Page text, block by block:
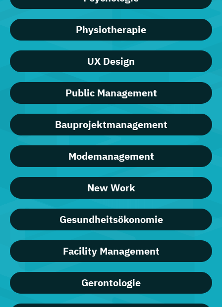
Physiotherapie
UX Design
Public Management
Bauprojektmanagement
Modemanagement
New Work
Gesundheitsökonomie
Facility Management
Gerontologie